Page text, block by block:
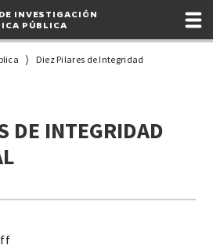
INVESTIGACIÓN
PÚBLICA
Diez Pilares de Integridad
DE INTEGRIDAD